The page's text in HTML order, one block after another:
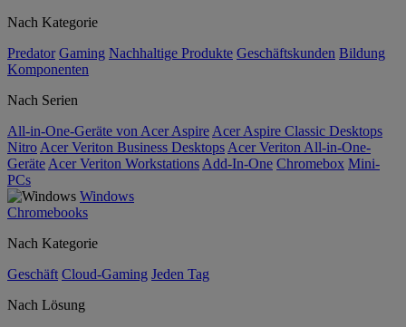
Nach Kategorie
Predator Gaming Nachhaltige Produkte Geschäftskunden Bildung
Komponenten
Nach Serien
All-in-One-Geräte von Acer Aspire Acer Aspire Classic Desktops
Nitro Acer Veriton Business Desktops Acer Veriton All-in-One-
Geräte Acer Veriton Workstations Add-In-One Chromebox Mini-
PCs
Windows
Chromebooks
Nach Kategorie
Geschäft Cloud-Gaming Jeden Tag
Nach Lösung